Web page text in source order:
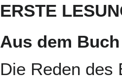
ERSTE
Aus dem
Die Reden des